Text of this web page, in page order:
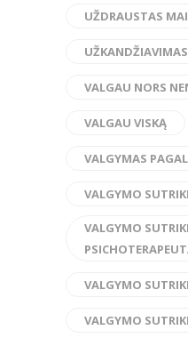
UŽDRAUSTAS
UŽKANDŽIAVIMAS
VALGAU NORS
VALGAU VISKĄ
VALGYMAS
VALGYMO
VALGYMO
VALGYMO
VALGYMO